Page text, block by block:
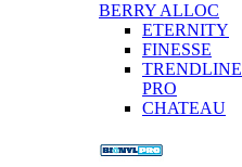
BERRY ALLOC
ETERNITY
FINESSE
TRENDLINE
PRO
CHATEAU